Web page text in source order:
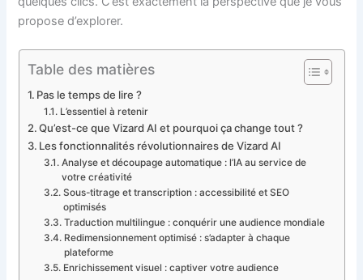
propose d’explorer.
Table des matières
Pas le temps de lire ?
L’essentiel à retenir
Qu’est-ce que Vizard AI et pourquoi ça change tout ?
Les fonctionnalités révolutionnaires de Vizard AI
Analyse et découpage automatique : l’IA au service de
votre créativité
Sous-titrage et transcription : accessibilité et SEO
optimisés
Traduction multilingue : conquérir une audience mondiale
Redimensionnement optimisé : s’adapter à chaque
plateforme
Enrichissement visuel : captiver votre audience